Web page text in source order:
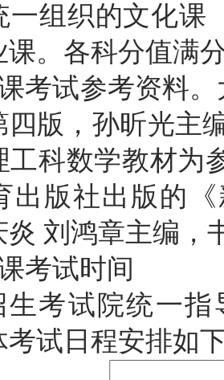
一组织的文化课
课。各科分值满
考试参考资料
版，孙昕光主
工科数学教材为
出版社出版的
刘鸿章主编，
考试时间
生考试院统一
考试日程安排如